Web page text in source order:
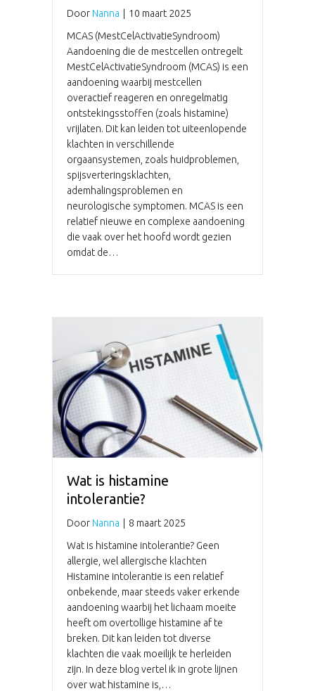
Door Nanna
10 maart 2025
MCAS (MestCelActivatieSyndroom)
Aandoening die de mestcellen ontregelt
MestCelActivatieSyndroom (MCAS) is een
aandoening waarbij mestcellen
overactief reageren en onregelmatig
ontstekingsstoffen (zoals histamine)
vrijlaten. Dit kan leiden tot uiteenlopende
klachten in verschillende
orgaansystemen, zoals huidproblemen,
spijsverteringsklachten,
ademhalingsproblemen en
neurologische symptomen. MCAS is een
relatief nieuwe en complexe aandoening
die vaak over het hoofd wordt gezien
omdat de…
Wat is histamine
intolerantie?
Door Nanna
8 maart 2025
Wat is histamine intolerantie? Geen
allergie, wel allergische klachten
Histamine intolerantie is een relatief
onbekende, maar steeds vaker erkende
aandoening waarbij het lichaam moeite
heeft om overtollige histamine af te
breken. Dit kan leiden tot diverse
klachten die vaak moeilijk te herleiden
zijn. In deze blog vertel ik in grote lijnen
over wat histamine is,…